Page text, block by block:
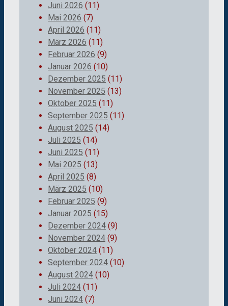
Juni 2026 (11)
Mai 2026 (7)
April 2026 (11)
März 2026 (11)
Februar 2026 (9)
Januar 2026 (10)
Dezember 2025 (11)
November 2025 (13)
Oktober 2025 (11)
September 2025 (11)
August 2025 (14)
Juli 2025 (14)
Juni 2025 (11)
Mai 2025 (13)
April 2025 (8)
März 2025 (10)
Februar 2025 (9)
Januar 2025 (15)
Dezember 2024 (9)
November 2024 (9)
Oktober 2024 (11)
September 2024 (10)
August 2024 (10)
Juli 2024 (11)
Juni 2024 (7)